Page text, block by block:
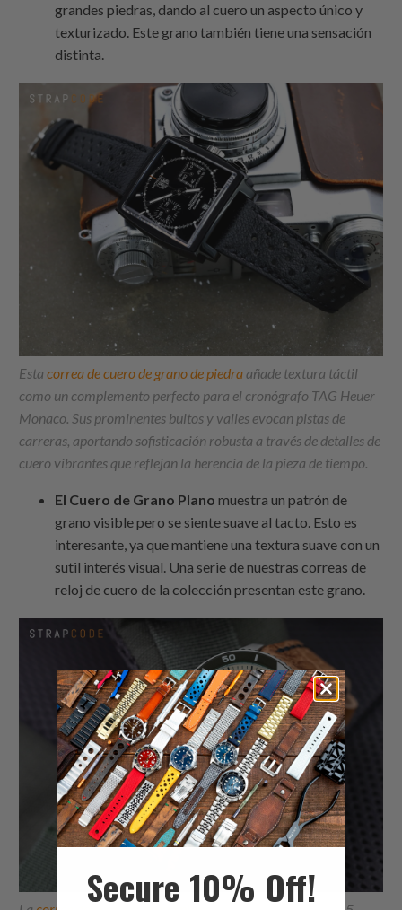
grandes piedras, dando al cuero un aspecto único y
texturizado. Este grano también tiene una sensación
distinta.
Estacorrea de cuero de grano de piedraañade textura táctil
como un complemento perfecto para el cronógrafo TAG Heuer
Monaco. Sus prominentes bultos y valles evocan pistas de
carreras, aportando sofisticación robusta a través de detalles de
cuero vibrantes que reflejan la herencia de la pieza de tiempo.
El Cuero de Grano Plano muestra un patrón de
grano visible pero se siente suave al tacto. Esto es
interesante, ya que mantiene una textura suave con un
sutil interés visual. Una serie de nuestras correas de
reloj de cuero de la colección presentan este grano.
Secure 10% Off!